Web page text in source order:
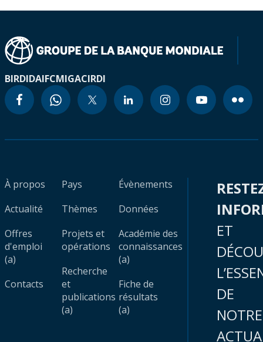
BIRDIDAIFCMIGACIRDI
À propos
Actualité
Offres
d'emploi
(a)
Contacts
Pays
Thèmes
Projets et
opérations
Recherche
et
publications
(a)
Évènements
Données
Académie des
connaissances
(a)
Fiche de
résultats
(a)
ET
DE
NOTRE